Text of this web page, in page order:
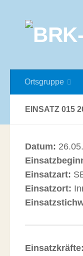
Ortsgruppe
EINSATZ 015
Datum:
Einsatzart:
Einsatzort:
Einsatzkräfte: